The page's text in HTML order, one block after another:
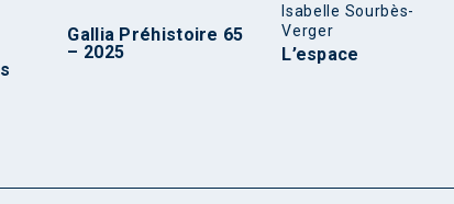
Gallia Préhistoire 65
– 2025
Isabelle Sourbès-
Verger
L’espace